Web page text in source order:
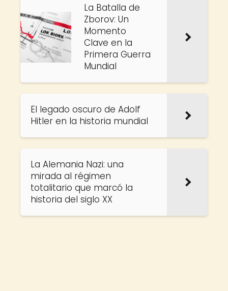
La Batalla de
Zborov: Un
Momento
Clave en la
Primera Guerra
Mundial
El legado oscuro de Adolf
Hitler en la historia mundial
La Alemania Nazi: una
mirada al régimen
totalitario que marcó la
historia del siglo XX